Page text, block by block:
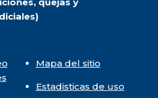
Mapa del sitio
Estadisticas de uso